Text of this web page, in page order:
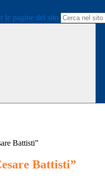
le pagine del sito
Battisti”
Battisti”